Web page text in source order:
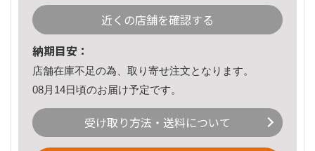
近くの店舗を確認する
納期目安：
店舗在庫不足の為、取り寄せ注文となります。
08月14日頃のお届け予定です。
受け取り方法・送料について